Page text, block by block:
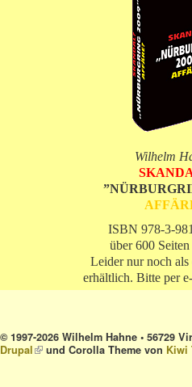
Wilhelm
ISBN 978-3-
über 600
Leider nur noch
erhältlich. Bitte per
© 1997-2026 Wilhelm Hahne • 56729
Drupal(link is external)
und Corolla Theme von Kiwi